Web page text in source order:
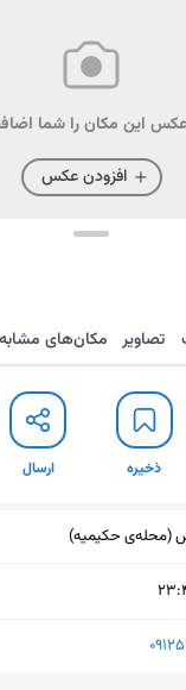
این مکان را شما
افزودن عکس
ذخیره ارسال تصاویر مکان‌های مشابه
ذخیره ارسال
(محله‌ی حکیمیه)